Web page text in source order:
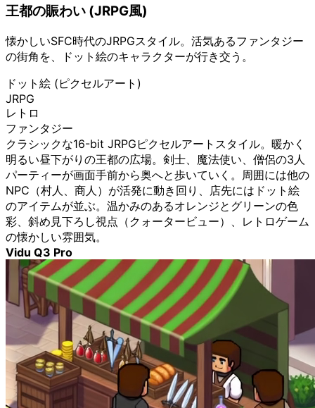
王都の賑わい (JRPG風)
懐かしいSFC時代のJRPGスタイル。活気あるファンタジー
の街角を、ドット絵のキャラクターが行き交う。
ドット絵 (ピクセルアート)
JRPG
レトロ
ファンタジー
クラシックな16-bit JRPGピクセルアートスタイル。暖かく
明るい昼下がりの王都の広場。剣士、魔法使い、僧侶の3人
パーティーが画面手前から奥へと歩いていく。周囲には他の
NPC（村人、商人）が活発に動き回り、店先にはドット絵
のアイテムが並ぶ。温かみのあるオレンジとグリーンの色
彩、斜め見下ろし視点（クォータービュー）、レトロゲーム
の懐かしい雰囲気。
Vidu Q3 Pro